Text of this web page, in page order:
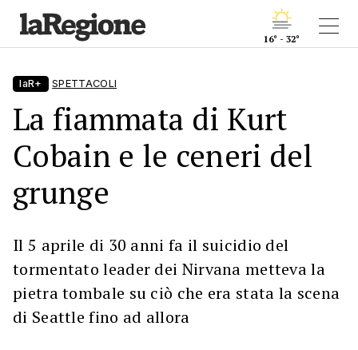
16° - 32°
laR+ SPETTACOLI
La fiammata di Kurt
Cobain e le ceneri del
grunge
Il 5 aprile di 30 anni fa il suicidio del
tormentato leader dei Nirvana metteva la
pietra tombale su ciò che era stata la scena
di Seattle fino ad allora